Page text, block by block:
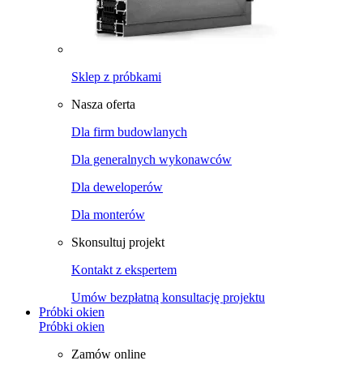
Sklep z próbkami
Nasza oferta
Dla firm budowlanych
Dla generalnych wykonawców
Dla deweloperów
Dla monterów
Skonsultuj projekt
Kontakt z ekspertem
Umów bezpłatną konsultację projektu
Próbki okien
Próbki okien
Zamów online